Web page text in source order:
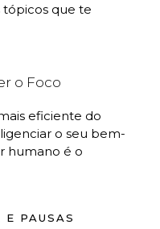
que te
o Foco
eficiente do
o seu bem-
humano é o
PAUSAS